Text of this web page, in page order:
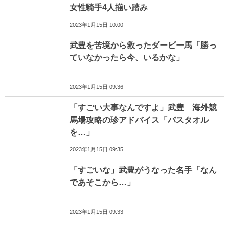
女性騎手4人揃い踏み
2023年1月15日 10:00
武豊を苦境から救ったダービー馬「勝っ
ていなかったら今、いるかな」
2023年1月15日 09:36
「すごい大事なんですよ」武豊 海外競
馬場攻略の珍アドバイス「バスタオル
を…」
2023年1月15日 09:35
「すごいな」武豊がうなった名手「なん
であそこから…」
2023年1月15日 09:33